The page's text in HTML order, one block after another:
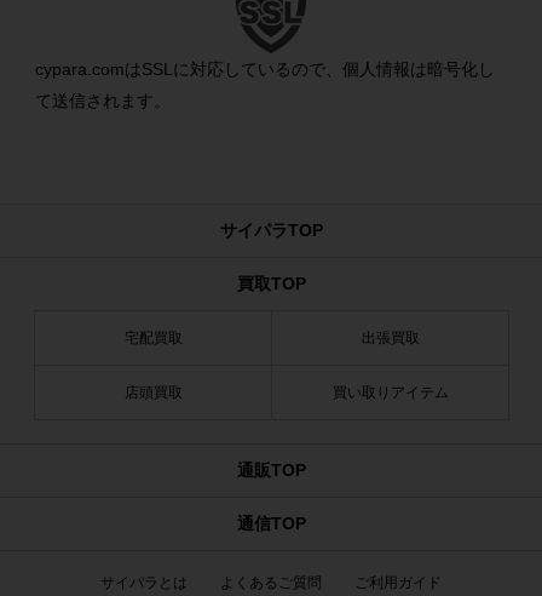
cypara.comはSSLに対応しているので、個人情報は暗号化し
て送信されます。
サイパラTOP
買取TOP
宅配買取 出張買取
店頭買取 買い取りアイテム
通販TOP
通信TOP
サイパラとは よくあるご質問 ご利用ガイド